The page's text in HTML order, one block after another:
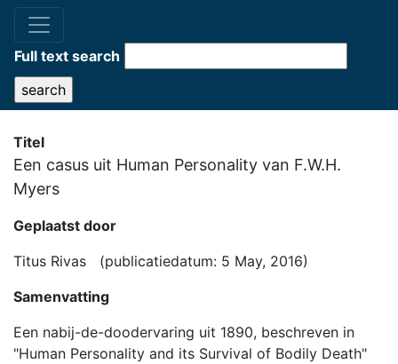
Full text search
Titel
Een casus uit Human Personality van F.W.H.
Myers
Geplaatst door
Titus Rivas (publicatiedatum: 5 May, 2016)
Samenvatting
Een nabij-de-doodervaring uit 1890, beschreven in
"Human Personality and its Survival of Bodily Death"